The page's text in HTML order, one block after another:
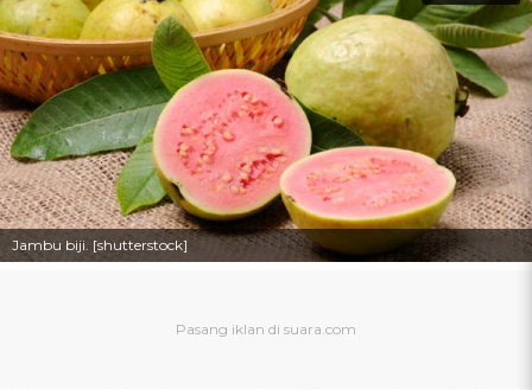
Jambu biji. [shutterstock]